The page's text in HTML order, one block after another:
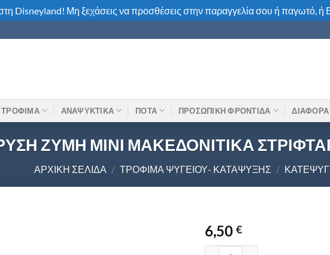
Disneyland! Μη ξεχάσεις να προσθέσεις στην παραγγελία σου ή παγωτό, ή
ΤΡΟΦΙΜΑ ΑΝΑΨΥΚΤΙΚΑ ΠΟΤΑ ΠΡΟΣΩΠΙΚΗ ΦΡΟΝΤΙΔΑ ΔΙΑΦΟΡΑ
ΖΥΜΗ ΜΙΝΙ ΜΑΚΕΔΟΝΙΤΙΚΑ
ΑΡΧΙΚΉ ΣΕΛΊΔΑ / ΤΡΌΦΙΜΑ ΨΥΓΕΊΟΥ- ΚΑΤΆΨΥΞΗΣ /
6,50 €